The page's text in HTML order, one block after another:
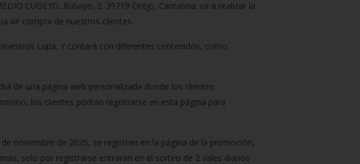
CUDEYO. Rubayo, 2. 39719 Orejo, Cantabria; va a realizar la
de compra de nuestros clientes.
Lupa. Y contará con diferentes contenidos, como
de una página web personalizada donde los clientes
los clientes podrán registrarse en esta página para
noviembre de 2025, se registren en la página de la promoción,
solo por registrarse entrarán en el sorteo de 2 vales diarios